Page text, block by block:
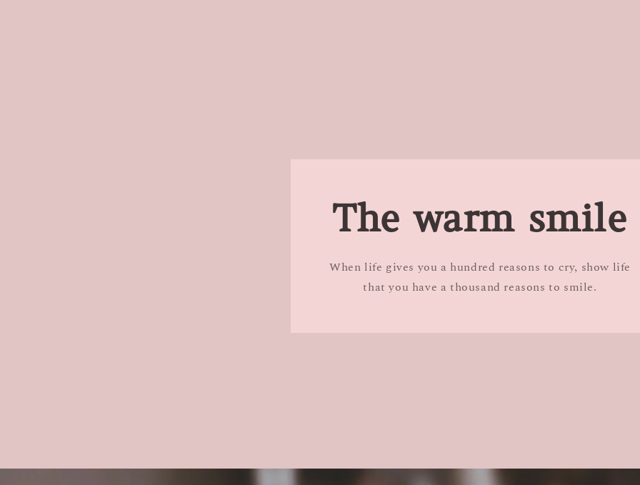
The warm smile
When life gives you a hundred reasons to cry, show life
that you have a thousand reasons to smile.